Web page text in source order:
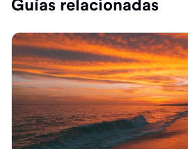
Guías relacionadas